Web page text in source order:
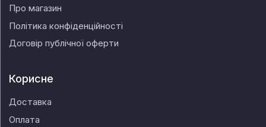
Про магазин
Політика конфіденційності
Договір публічної оферти
Корисне
Доставка
Оплата